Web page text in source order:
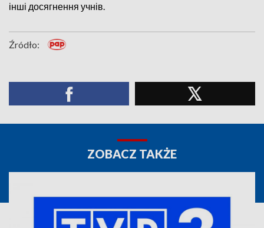
інші досягнення учнів.
Źródło:
ZOBACZ TAKŻE